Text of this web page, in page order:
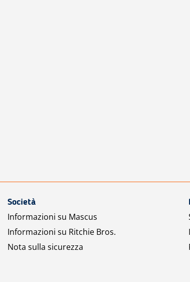
Società
Informazioni su Mascus
Informazioni su Ritchie Bros.
Nota sulla sicurezza